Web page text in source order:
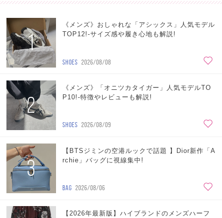
1
《メンズ》おしゃれな「アシックス」人気モデル
TOP12!-サイズ感や履き心地も解説!
SHOES 2026/08/08
2
《メンズ》「オニツカタイガー」人気モデルTO
P10!-特徴やレビューも解説!
SHOES 2026/08/09
3
【BTSジミンの空港ルックで話題 】Dior新作「A
rchie」バッグに視線集中!
BAG 2026/08/06
【2026年最新版】ハイブランドのメンズハーフ